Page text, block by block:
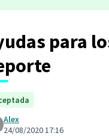
para
Alex
24/08/2020 17:16